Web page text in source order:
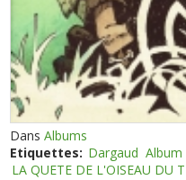
DansAlbums
Etiquettes: Dargaud Album
LA QUETE DE L'OISEAU DU